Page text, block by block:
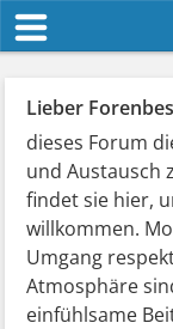
Lieber
dieses Forum
und Austausch
findet sie hier,
willkommen.
Umgang
Atmosphäre
einfühlsame